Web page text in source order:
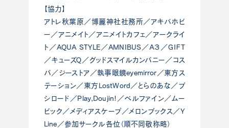
【協力】
アトレ秋葉原／博麗神社社務所／アキバホビ
ー／アニメイト／アニメイトカフェ／アークライ
ト／AQUA STYLE／AMNIBUS／Ａ３／ＧＩＦＴ
／キューズＱ／グッドスマイルカンパニー／コス
パ／ジーストア／執事眼鏡eyemirror／東方ス
テーション／東方LostWord／とらのあな／ブ
シロード／Play,Doujin!／ベルファイン／ムー
ビック／メディアスケープ／メロンブックス／Y
Line／参加サークル各位（順不同敬称略）